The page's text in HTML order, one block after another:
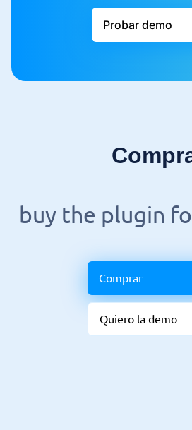
Probar demo
buy the plugin
Comprar
Quiero la demo